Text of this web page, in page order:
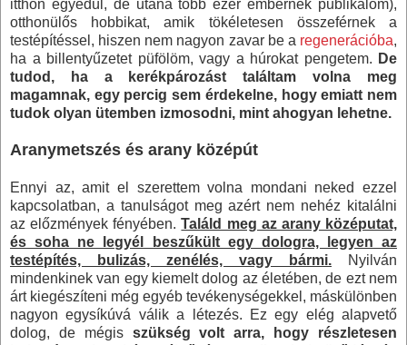
itthon egyedül, de utána több ezer embernek publikálom),
otthonülős hobbikat, amik tökéletesen összeférnek a
testépítéssel, hiszen nem nagyon zavar be a regenerációba,
ha a billentyűzetet püfölöm, vagy a húrokat pengetem. De
tudod, ha a kerékpározást találtam volna meg
magamnak, egy percig sem érdekelne, hogy emiatt nem
tudok olyan ütemben izmosodni, mint ahogyan lehetne.
Aranymetszés és arany középút
Ennyi az, amit el szerettem volna mondani neked ezzel
kapcsolatban, a tanulságot meg azért nem nehéz kitalálni
az előzmények fényében.Találd meg az arany középutat,
és soha ne legyél beszűkült egy dologra, legyen az
testépítés, bulizás, zenélés, vagy bármi. Nyilván
mindenkinek van egy kiemelt dolog az életében, de ezt nem
árt kiegészíteni még egyéb tevékenységekkel, máskülönben
nagyon egysíkúvá válik a létezés. Ez egy elég alapvető
dolog, de mégis szükség volt arra, hogy részletesen